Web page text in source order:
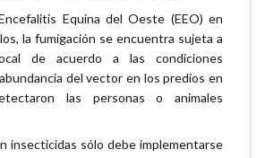
Equina del Oeste (EEO) en
la fumigación se encuentra sujeta a
de acuerdo a las condiciones
del vector en los predios en
las personas o animales
insecticidas sólo debe implementarse